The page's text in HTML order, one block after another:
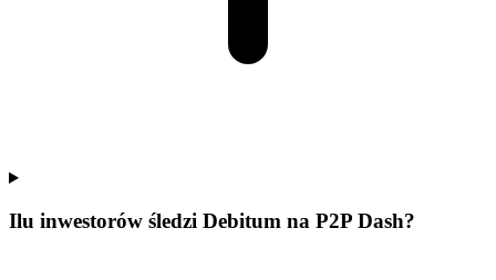
Ilu inwestorów śledzi Debitum na P2P Dash?